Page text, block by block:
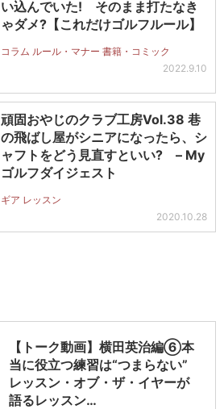
い込んでいた! そのまま打たなき
ゃダメ?【これだけゴルフルール】
コラム ルール・マナー 書籍・コミック
2022.9.10
頑固おやじのクラブ工房Vol.38 巷
の飛ばし屋がシニアになったら、シ
ャフトをどう見直すといい? – My
ゴルフダイジェスト
ギア レッスン
2020.10.28
【トーク動画】横田英治編⑥本
当に役立つ練習は“つまらない”
レッスン・オブ・ザ・イヤーが
語るレッスン…